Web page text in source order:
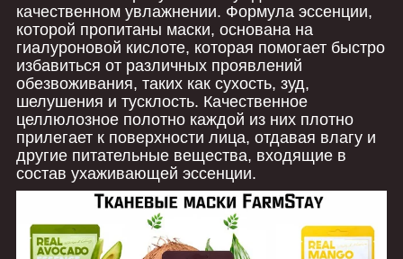
качественном увлажнении. Формула эссенции,
которой пропитаны маски, основана на
гиалуроновой кислоте, которая помогает быстро
избавиться от различных проявлений
обезвоживания, таких как сухость, зуд,
шелушения и тусклость. Качественное
целлюлозное полотно каждой из них плотно
прилегает к поверхности лица, отдавая влагу и
другие питательные вещества, входящие в
состав ухаживающей эссенции.